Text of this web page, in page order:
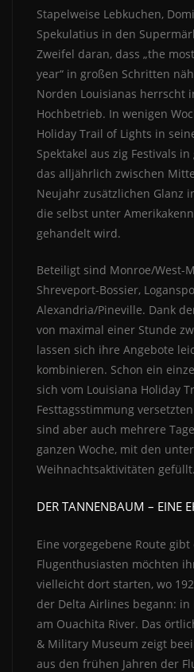
Stapelweise Lebkuchen,
Spekulatius in den
Zweifel daran, dass „the
year“ in großen Schritten
Norden Louisianas herrscht
Hochbetrieb. In wenigen
Holiday Trail of Lights in
Spektakel aus zig Festivals
das alljährlich zwischen
Neujahr zusätzlichen Glanz
die selbst unter
gehandelt wird.
Beteiligt sind Monroe/West-
Shreveport-Bossier,
Alexandria/Pineville. Dank
von maximal einer Stunde
lassen sich ihre Angebote
kombinieren. Schon ein
sich vom Louisiana Holiday
Festtagsstimmung
sind aber auch mehrere
ganzen Woche, mit den
Weihnachtsaktivitäten gefüllt.
DER TANNENBAUM – EINE
Eine vorgegebene Route gibt
Flugenthusiasten möchten
vielleicht dort starten, wo
der Delta Airlines begann:
am Ouachita River. Das
& Military Museum zeigt
aus den frühen Jahren der